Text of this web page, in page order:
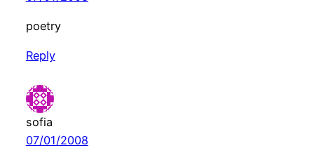
poetry
Reply
sofia
07/01/2008